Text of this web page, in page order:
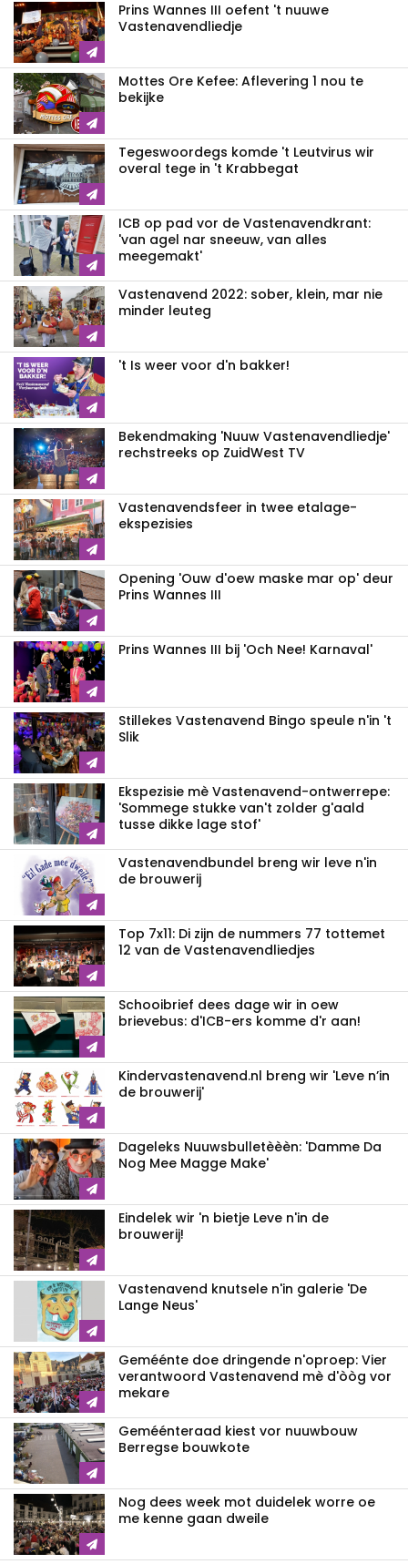
Prins Wannes III oefent 't nuuwe
Vastenavendliedje
Mottes Ore Kefee: Aflevering 1 nou te
bekijke
Tegeswoordegs komde 't Leutvirus wir
overal tege in 't Krabbegat
ICB op pad vor de Vastenavendkrant:
'van agel nar sneeuw, van alles
meegemakt'
Vastenavend 2022: sober, klein, mar nie
minder leuteg
't Is weer voor d'n bakker!
Bekendmaking 'Nuuw Vastenavendliedje'
rechstreeks op ZuidWest TV
Vastenavendsfeer in twee etalage-
ekspezisies
Opening 'Ouw d'oew maske mar op' deur
Prins Wannes III
Prins Wannes III bij 'Och Nee! Karnaval'
Stillekes Vastenavend Bingo speule n'in 't
Slik
Ekspezisie mè Vastenavend-ontwerrepe:
'Sommege stukke van't zolder g'aald
tusse dikke lage stof'
Vastenavendbundel breng wir leve n'in
de brouwerij
Top 7x11: Di zijn de nummers 77 tottemet
12 van de Vastenavendliedjes
Schooibrief dees dage wir in oew
brievebus: d'ICB-ers komme d'r aan!
Kindervastenavend.nl breng wir 'Leve n’in
de brouwerij'
Dageleks Nuuwsbulletèèèn: 'Damme Da
Nog Mee Magge Make'
Eindelek wir 'n bietje Leve n'in de
brouwerij!
Vastenavend knutsele n'in galerie 'De
Lange Neus'
Geméénte doe dringende n'oproep: Vier
verantwoord Vastenavend mè d'òòg vor
mekare
Geméénteraad kiest vor nuuwbouw
Berregse bouwkote
Nog dees week mot duidelek worre oe
me kenne gaan dweile